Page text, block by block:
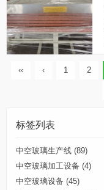
‹‹ ‹ 1 2
标签列表
中空玻璃生产线 (89)
中空玻璃加工设备 (4)
中空玻璃设备 (45)